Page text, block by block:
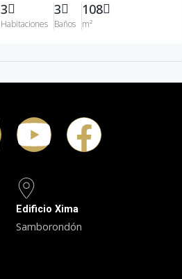
3
Habitaciones
3
Baños
108
m²
Edificio Xima
Samborondón